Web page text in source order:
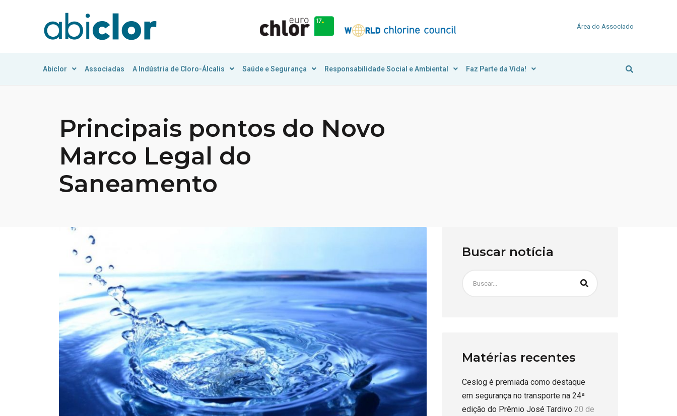
Área do Associado
Abiclor Associadas A Indústria de Cloro-Álcalis Saúde e Segurança Responsabilidade Social e Ambiental Faz Parte da Vida!
Principais pontos do Novo
Marco Legal do
Saneamento
Buscar notícia
Matérias recentes
Ceslog é premiada como destaque
em segurança no transporte na 24ª
edição do Prêmio José Tardivo 20 de